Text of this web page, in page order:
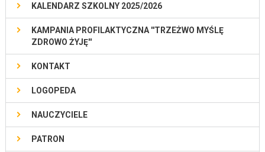
KALENDARZ SZKOLNY 2025/2026
KAMPANIA PROFILAKTYCZNA ''TRZEŻWO MYŚLĘ
ZDROWO ŻYJĘ''
KONTAKT
LOGOPEDA
NAUCZYCIELE
PATRON